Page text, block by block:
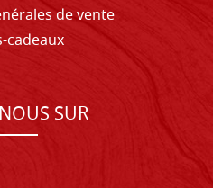
de vente
cadeaux
SUR